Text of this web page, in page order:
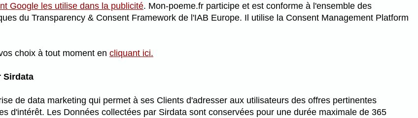
Google les utilise dans la publicité. Mon-poeme.fr participe et est conforme à l'ensemble des
du Transparency & Consent Framework de l'IAB Europe. Il utilise la Consent Management Platform
choix à tout moment en cliquant ici.
Sirdata
de data marketing qui permet à ses Clients d'adresser aux utilisateurs des offres pertinentes
d'intérêt. Les Données collectées par Sirdata sont conservées pour une durée maximale de 365